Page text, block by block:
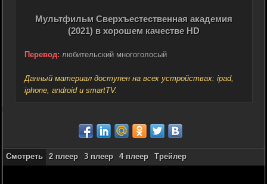
Мультфильм Сверхъестественная академия
(2021) в хорошем качестве HD
Перевод: любительский многоголосый
Данный материал доступен на всех устройствах: ipad,
iphone, android и smartTV.
Смотреть 2 плеер 3 плеер 4 плеер Трейлер